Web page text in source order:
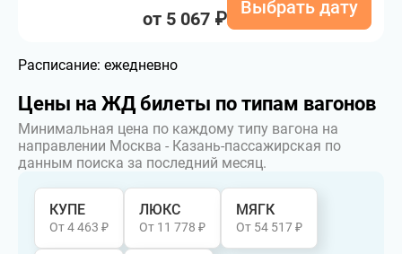
от 5 067 ₽
Выбрать дату
Расписание: ежедневно
Цены на ЖД билеты по типам вагонов
Минимальная цена по каждому типу вагона на
направлении Москва - Казань-пассажирская по
данным поиска за последний месяц.
КУПЕ
От 4 463 ₽
ЛЮКС
От 11 778 ₽
МЯГК
От 54 517 ₽